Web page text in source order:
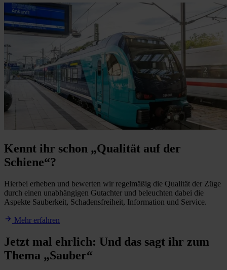
Kennt ihr schon „Qualität auf der
Schiene“?
Hierbei erheben und bewerten wir regelmäßig die Qualität der Züge
durch einen unabhängigen Gutachter und beleuchten dabei die
Aspekte Sauberkeit, Schadensfreiheit, Information und Service.
Mehr erfahren
Jetzt mal ehrlich: Und das sagt ihr zum
Thema „Sauber“